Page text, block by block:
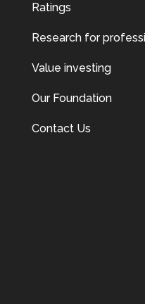
Ratings
Research for
Value investing
Our Foundation
Contact Us